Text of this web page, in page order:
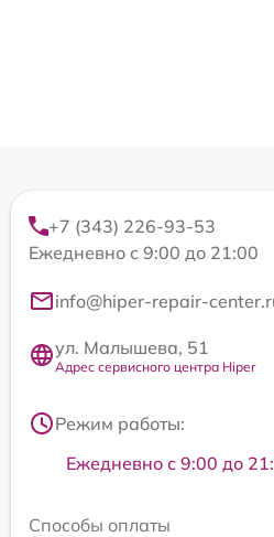
+7 (343) 226-93-53
Ежедневно с 9:00 до 21:00
info@hiper-repair-
ул. Малышева, 51
Адрес сервисного центра Hiper
Режим работы:
Ежедневно с 9:00 до
Способы оплаты